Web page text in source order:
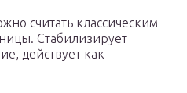
считать классическим
Стабилизирует
действует как